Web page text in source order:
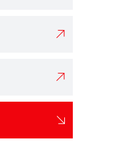


